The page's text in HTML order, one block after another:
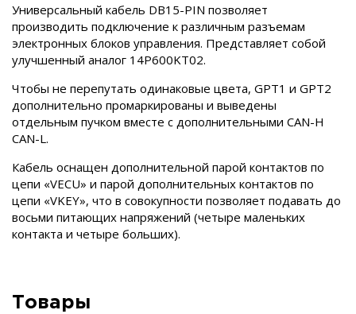
Универсальный кабель DB15-PIN позволяет
производить подключение к различным разъемам
электронных блоков управления. Представляет собой
улучшенный аналог 14P600KT02.
Чтобы не перепутать одинаковые цвета, GPT1 и GPT2
дополнительно промаркированы и выведены
отдельным пучком вместе с дополнительными CAN-H
CAN-L.
Кабель оснащен дополнительной парой контактов по
цепи «VECU» и парой дополнительных контактов по
цепи «VKEY», что в совокупности позволяет подавать до
восьми питающих напряжений (четыре маленьких
контакта и четыре больших).
Товары